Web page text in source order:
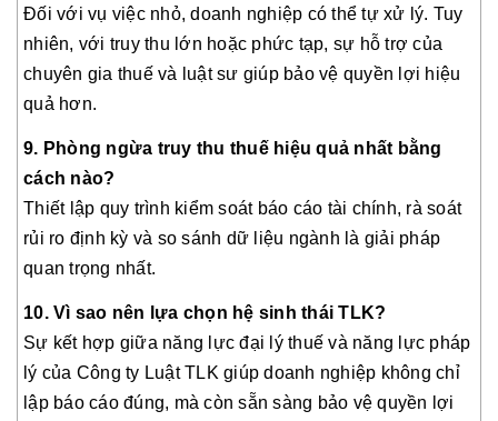
Đối với vụ việc nhỏ, doanh nghiệp có thể tự xử lý. Tuy
nhiên, với truy thu lớn hoặc phức tạp, sự hỗ trợ của
chuyên gia thuế và luật sư giúp bảo vệ quyền lợi hiệu
quả hơn.
9. Phòng ngừa truy thu thuế hiệu quả nhất bằng
cách nào?
Thiết lập quy trình kiểm soát báo cáo tài chính, rà soát
rủi ro định kỳ và so sánh dữ liệu ngành là giải pháp
quan trọng nhất.
10. Vì sao nên lựa chọn hệ sinh thái TLK?
Sự kết hợp giữa năng lực đại lý thuế và năng lực pháp
lý của Công ty Luật TLK giúp doanh nghiệp không chỉ
lập báo cáo đúng, mà còn sẵn sàng bảo vệ quyền lợi